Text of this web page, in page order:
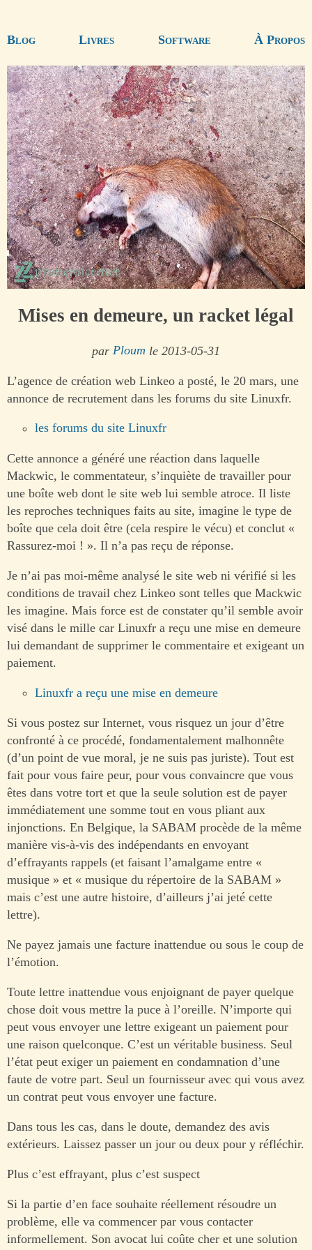
Blog Livres Software À Propos
Mises en demeure, un racket légal
par Ploum le 2013-05-31
L’agence de création web Linkeo a posté, le 20 mars, une
annonce de recrutement dans les forums du site Linuxfr.
les forums du site Linuxfr
Cette annonce a généré une réaction dans laquelle
Mackwic, le commentateur, s’inquiète de travailler pour
une boîte web dont le site web lui semble atroce. Il liste
les reproches techniques faits au site, imagine le type de
boîte que cela doit être (cela respire le vécu) et conclut «
Rassurez-moi ! ». Il n’a pas reçu de réponse.
Je n’ai pas moi-même analysé le site web ni vérifié si les
conditions de travail chez Linkeo sont telles que Mackwic
les imagine. Mais force est de constater qu’il semble avoir
visé dans le mille car Linuxfr a reçu une mise en demeure
lui demandant de supprimer le commentaire et exigeant un
paiement.
Linuxfr a reçu une mise en demeure
Si vous postez sur Internet, vous risquez un jour d’être
confronté à ce procédé, fondamentalement malhonnête
(d’un point de vue moral, je ne suis pas juriste). Tout est
fait pour vous faire peur, pour vous convaincre que vous
êtes dans votre tort et que la seule solution est de payer
immédiatement une somme tout en vous pliant aux
injonctions. En Belgique, la SABAM procède de la même
manière vis-à-vis des indépendants en envoyant
d’effrayants rappels (et faisant l’amalgame entre «
musique » et « musique du répertoire de la SABAM »
mais c’est une autre histoire, d’ailleurs j’ai jeté cette
lettre).
Ne payez jamais une facture inattendue ou sous le coup de
l’émotion.
Toute lettre inattendue vous enjoignant de payer quelque
chose doit vous mettre la puce à l’oreille. N’importe qui
peut vous envoyer une lettre exigeant un paiement pour
une raison quelconque. C’est un véritable business. Seul
l’état peut exiger un paiement en condamnation d’une
faute de votre part. Seul un fournisseur avec qui vous avez
un contrat peut vous envoyer une facture.
Dans tous les cas, dans le doute, demandez des avis
extérieurs. Laissez passer un jour ou deux pour y réfléchir.
Plus c’est effrayant, plus c’est suspect
Si la partie d’en face souhaite réellement résoudre un
problème, elle va commencer par vous contacter
informellement. Son avocat lui coûte cher et une solution